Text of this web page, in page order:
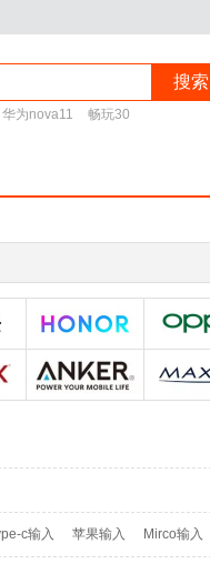
搜索
华为nova11 畅玩30
c输入 苹果输入 Mirco输入